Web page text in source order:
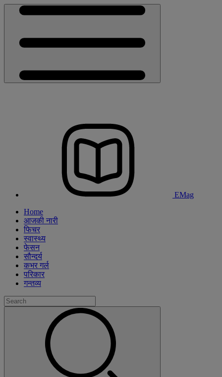
EMag
Home
आजकी नारी
फिचर
स्वास्थ्य
फेसन
सौन्दर्य
कभर गर्ल
परिकार
गन्तव्य